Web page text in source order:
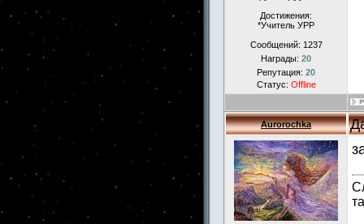
Достижения:
*Учитель УРР
Сообщений: 1237
Награды: 20
Репутация: 20
Статус: Offline
Aurorochka